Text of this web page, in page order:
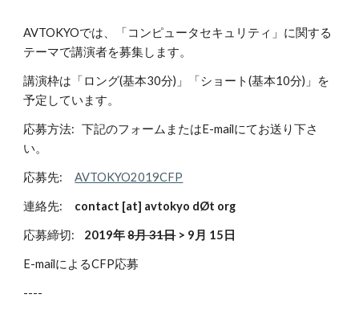
AVTOKYOでは、「コンピュータセキュリティ」に関する
テーマで講演者を募集します。
講演枠は「ロング(基本30分)」「ショート(基本10分)」を
予定しています。
応募方法:   下記のフォームまたはE-mailにてお送り下さ
い。
応募先: AVTOKYO2019CFP
連絡先: contact [at] avtokyo dØt org
応募締切: 2019年 8月 31日 > 9月 15日
E-mailによるCFP応募
----